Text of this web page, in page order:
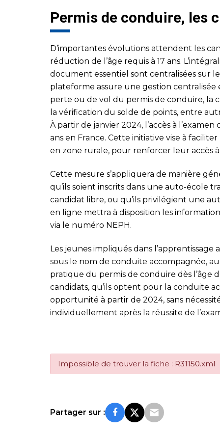
Permis de conduire, les
D’importantes évolutions attendent les
réduction de l’âge requis à 17 ans.
document essentiel sont centralisées sur
plateforme assure une gestion
perte ou de vol du permis de conduire, la
la vérification du solde de points, entre
À partir de janvier 2024, l’accès à
ans en France. Cette initiative vise à
en zone rurale, pour renforcer leur accès à
Cette mesure s’appliquera de manière
qu’ils soient inscrits dans une auto-école
candidat libre, ou qu’ils privilégient une
en ligne mettra à disposition les
via le numéro NEPH.
Les jeunes impliqués dans
sous le nom de conduite accompagnée,
pratique du permis de conduire dès l’âge
candidats, qu’ils optent pour la conduite
opportunité à partir de 2024, sans
individuellement après la réussite de
Impossible de trouver la fiche : R31150.xml
Partager sur :